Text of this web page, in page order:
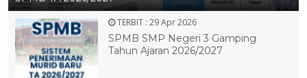
TERBIT :29 Apr 2026
SPMB SMP Negeri 3 Gamping
Tahun Ajaran 2026/2027